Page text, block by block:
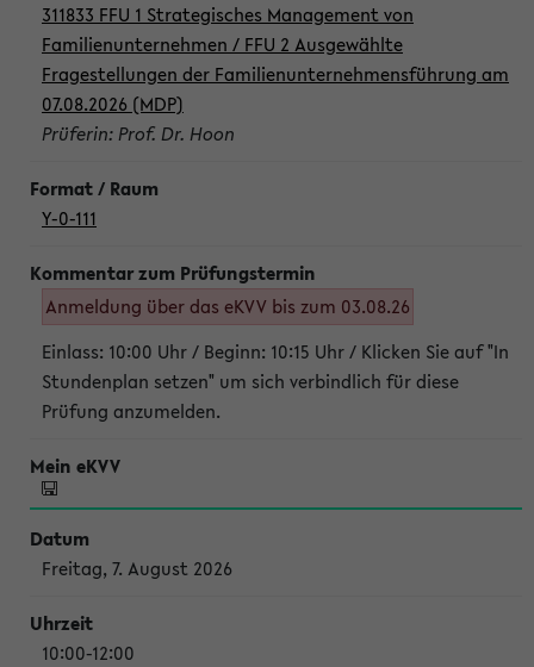
311833 FFU 1 Strategisches Management von
Familienunternehmen / FFU 2 Ausgewählte
Fragestellungen der Familienunternehmensführung am
07.08.2026 (MDP)
Prüferin: Prof. Dr. Hoon
Y-0-111
Anmeldung über das eKVV bis zum 03.08.26
Einlass: 10:00 Uhr / Beginn: 10:15 Uhr / Klicken Sie auf "In
Stundenplan setzen" um sich verbindlich für diese
Prüfung anzumelden.
Freitag, 7. August 2026
10:00-12:00